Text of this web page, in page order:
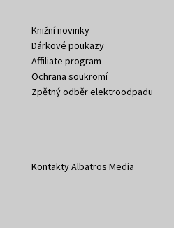
Knižní novinky
Dárkové poukazy
Affiliate program
Ochrana soukromí
Zpětný odběr elektroodpadu
Kontakty Albatros Media